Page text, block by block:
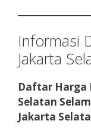
Informasi
Jakarta
Daftar Harga
Selatan
Jakarta